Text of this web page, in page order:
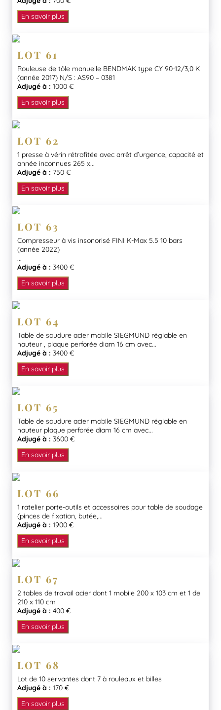
En savoir plus
LOT 61
Rouleuse de tôle manuelle BENDMAK type CY 90-12/3,0 K
(année 2017) N/S : AS90 – 0381
Adjugé à : 1000 €
En savoir plus
LOT 62
1 presse à vérin rétrofitée avec arrêt d’urgence, capacité et
année inconnues 265 x...
Adjugé à : 750 €
En savoir plus
LOT 63
Compresseur à vis insonorisé FINI K-Max 5.5 10 bars
(année 2022)
...
Adjugé à : 3400 €
En savoir plus
LOT 64
Table de soudure acier mobile SIEGMUND réglable en
hauteur , plaque perforée diam 16 cm avec...
Adjugé à : 3400 €
En savoir plus
LOT 65
Table de soudure acier mobile SIEGMUND réglable en
hauteur plaque perforée diam 16 cm avec...
Adjugé à : 3600 €
En savoir plus
LOT 66
1 ratelier porte-outils et accessoires pour table de soudage
(pinces de fixation, butée,...
Adjugé à : 1900 €
En savoir plus
LOT 67
2 tables de travail acier dont 1 mobile 200 x 103 cm et 1 de
210 x 110 cm
Adjugé à : 400 €
En savoir plus
LOT 68
Lot de 10 servantes dont 7 à rouleaux et billes
Adjugé à : 170 €
En savoir plus